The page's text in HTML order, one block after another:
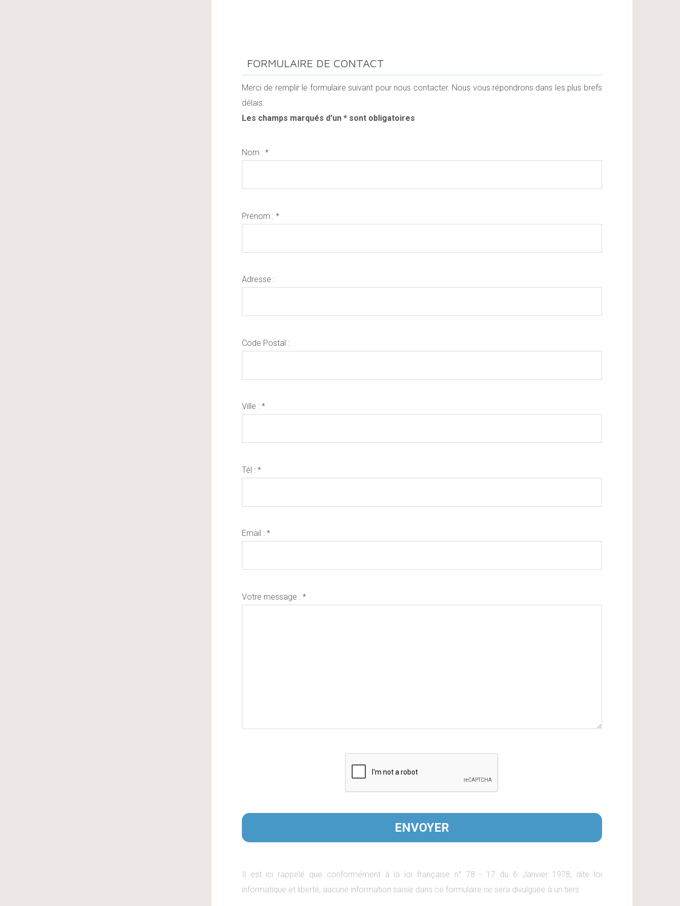
FORMULAIRE DE CONTACT
Merci de remplir le formulaire suivant pour nous contacter. Nous vous répondrons dans les plus brefs
délais.
Les champs marqués d'un * sont obligatoires
Nom : *
Prénom : *
Adresse :
Code Postal :
Ville : *
Tél : *
Email : *
Votre message : *
Il est ici rappelé que conformément à la loi française n° 78 - 17 du 6 Janvier 1978, dite loi
informatique et liberté, aucune information saisie dans ce formulaire ne sera divulguée à un tiers.